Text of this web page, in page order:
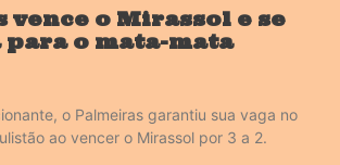
vence o Mirassol e se
o mata-mata
o Palmeiras garantiu sua vaga no
ao vencer o Mirassol por 3 a 2.